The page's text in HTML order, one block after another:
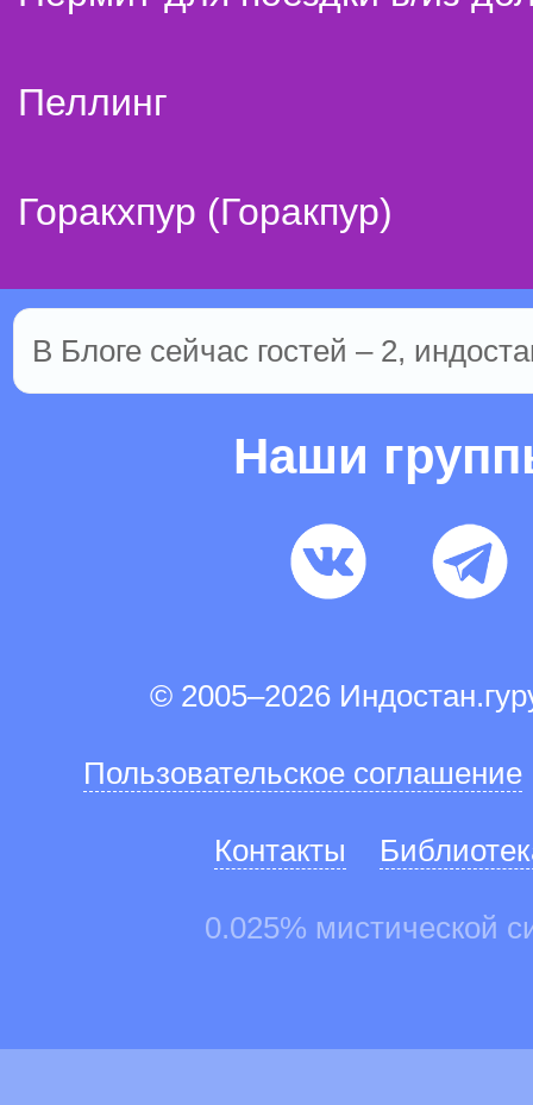
Пеллинг
Горакхпур (Горакпур)
В Блоге сейчас гостей – 2,
Наши
© 2005–2026
Пользовательское соглашение
Контакты
0.025% мистической